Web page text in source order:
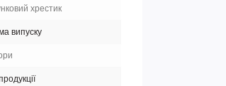
хрестик
випуску